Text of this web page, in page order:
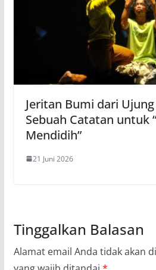
Jeritan Bumi dari
Sebuah Catatan untuk
Mendidih”
21 Juni 2026
Tinggalkan Balasan
Alamat email Anda tidak akan